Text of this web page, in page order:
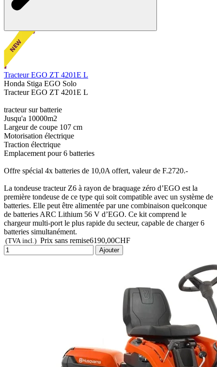
Tracteur EGO ZT 4201E L
Honda Stiga EGO Solo
Tracteur EGO ZT 4201E L
tracteur sur batterie
Jusqu'a 10000m2
Largeur de coupe 107 cm
Motorisation électrique
Traction électrique
Emplacement pour 6 batteries
Offre spécial 4x batteries de 10,0A offert, valeur de F.2720.-
La tondeuse tracteur Z6 à rayon de braquage zéro d’EGO est la
première tondeuse de ce type qui soit compatible avec un système de
batteries. Elle peut être alimentée par une combinaison quelconque
de batteries ARC Lithium 56 V d’EGO. Ce kit comprend le
chargeur multi-port le plus rapide du secteur, capable de charger 6
batteries simultanément.
(TVA incl.) Prix sans remise6190,00CHF
Ajouter